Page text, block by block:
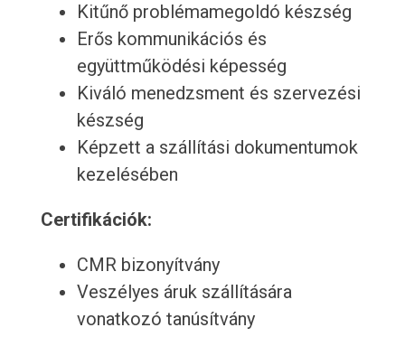
Kitűnő problémamegoldó készség
Erős kommunikációs és
együttműködési képesség
Kiváló menedzsment és szervezési
készség
Képzett a szállítási dokumentumok
kezelésében
Certifikációk:
CMR bizonyítvány
Veszélyes áruk szállítására
vonatkozó tanúsítvány